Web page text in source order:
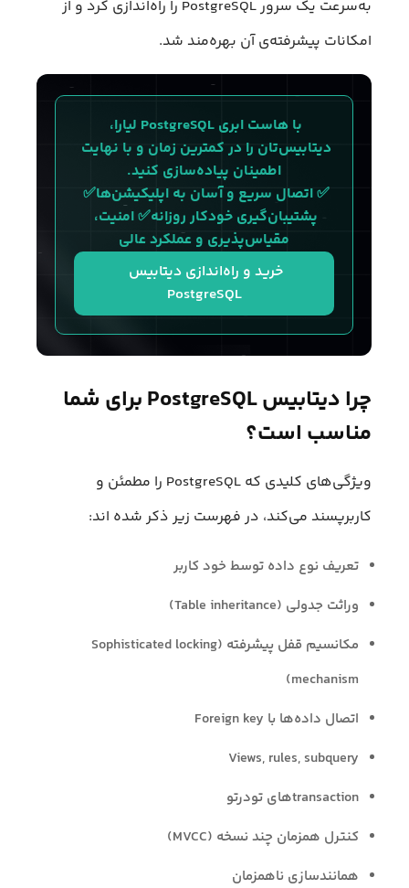
به‌سرعت یک سرور PostgreSQL را راه‌اندازی کرد و از
امکانات پیشرفته‌ی آن بهره‌مند شد.
با هاست ابری PostgreSQL لیارا،
دیتابیس‌تان را در کمترین زمان و با نهایت
اطمینان پیاده‌سازی کنید.
✅ اتصال سریع و آسان به اپلیکیشن‌ها✅
پشتیبان‌گیری خودکار روزانه✅ امنیت،
مقیاس‌پذیری و عملکرد عالی
خرید و راه‌اندازی دیتابیس
PostgreSQL
چرا دیتابیس PostgreSQL برای شما
مناسب است؟
ویژگی‌های کلیدی که PostgreSQL را مطمئن و
کاربرپسند می‌کند، در فهرست زیر ذکر شده اند:
تعریف نوع داده توسط خود کاربر
وراثت جدولی (Table inheritance)
مکانسیم قفل پیشرفته (Sophisticated locking
mechanism)
اتصال داده‌ها با Foreign key
Views, rules, subquery
transactionهای تودرتو
کنترل همزمان چند نسخه (MVCC)
همانندسازی ناهمزمان